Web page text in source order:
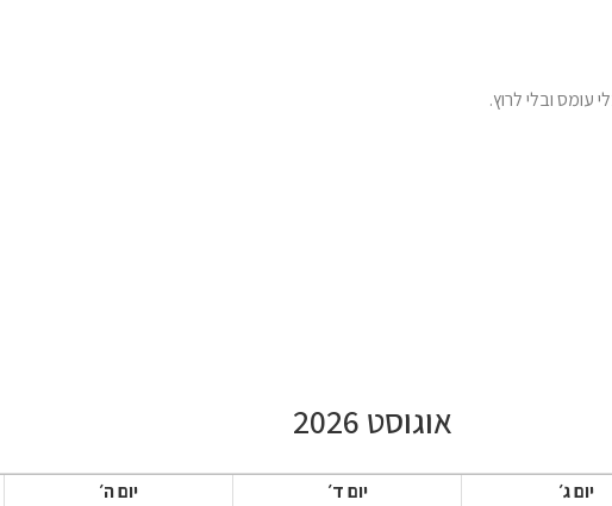
עומס ובלי לרוץ.
אוגוסט 2026
יום ג׳ יום ד׳ יום ה׳